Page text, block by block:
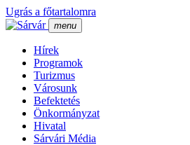
Ugrás a főtartalomra
menu
Hí­rek
Programok
Turizmus
Városunk
Befektetés
Önkormányzat
Hivatal
Sárvári Média